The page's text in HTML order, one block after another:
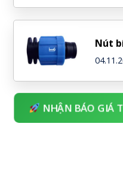
Nút
NHẬN BÁO GIÁ